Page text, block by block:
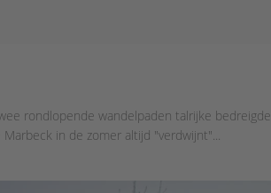
rondlopende wandelpaden talrijke bedreigde
in de zomer altijd "verdwijnt"...